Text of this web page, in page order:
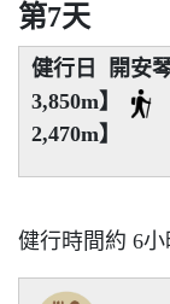
第7天
健行日 開安
3,850m】
2,470m】
健行時間約 6小